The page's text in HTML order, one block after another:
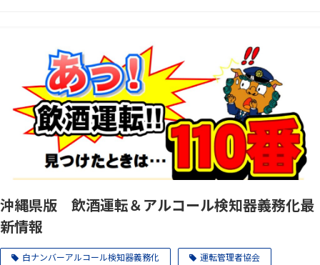
沖縄県版 飲酒運転＆アルコール検知器義務化最
新情報
白ナンバーアルコール検知器義務化 運転管理者協会